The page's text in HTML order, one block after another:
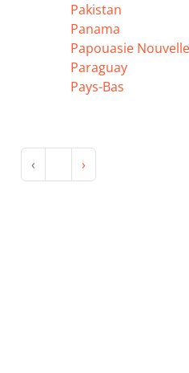
Pakistan
Panama
Papouasie
Paraguay
Pays-Bas
‹ ›